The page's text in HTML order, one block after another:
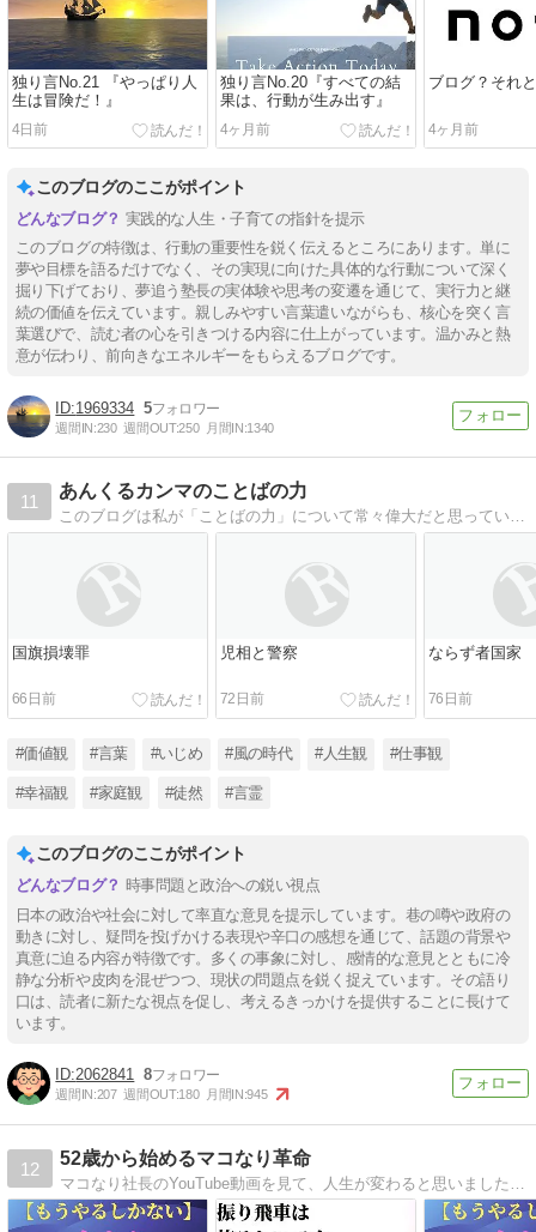
独り言No.21 『やっぱり人
生は冒険だ！』
4日前
独り言No.20『すべての結
果は、行動が生み出す』
4ヶ月前
ブログ？それ
4ヶ月前
このブログのここがポイント
実践的な人生・子育ての指針を提示
このブログの特徴は、行動の重要性を鋭く伝えるところにあります。単に
夢や目標を語るだけでなく、その実現に向けた具体的な行動について深く
掘り下げており、夢追う塾長の実体験や思考の変遷を通じて、実行力と継
続の価値を伝えています。親しみやすい言葉遣いながらも、核心を突く言
葉選びで、読む者の心を引きつける内容に仕上がっています。温かみと熱
意が伝わり、前向きなエネルギーをもらえるブログです。
1969334 5
週間IN:230 週間OUT:250 月間IN:1340
11
あんくるカンマのことばの力
国旗損壊罪
66日前
児相と警察
72日前
ならず者国家
76日前
#価値観 #言葉 #いじめ #風の時代 #人生観 #仕事観
#幸福観 #家庭観 #徒然 #言霊
このブログのここがポイント
時事問題と政治への鋭い視点
日本の政治や社会に対して率直な意見を提示しています。巷の噂や政府の
動きに対し、疑問を投げかける表現や辛口の感想を通じて、話題の背景や
真意に迫る内容が特徴です。多くの事象に対し、感情的な意見とともに冷
静な分析や皮肉を混ぜつつ、現状の問題点を鋭く捉えています。その語り
口は、読者に新たな視点を促し、考えるきっかけを提供することに長けて
います。
2062841 8
週間IN:207 週間OUT:180 月間IN:945
12
52歳から始めるマコなり革命